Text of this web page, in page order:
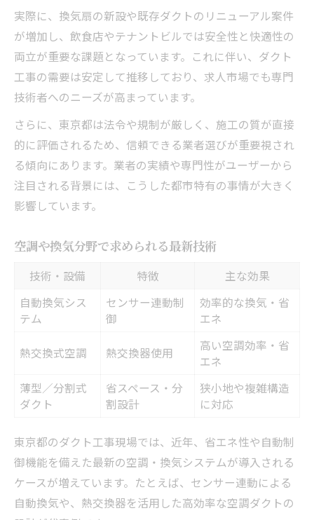
実際に、換気扇の新設や既存ダクトのリニューアル案件
が増加し、飲食店やテナントビルでは安全性と快適性の
両立が重要な課題となっています。これに伴い、ダクト
工事の需要は安定して推移しており、求人市場でも専門
技術者へのニーズが高まっています。
さらに、東京都は法令や規制が厳しく、施工の質が直接
的に評価されるため、信頼できる業者選びが重要視され
る傾向にあります。業者の実績や専門性がユーザーから
注目される背景には、こうした都市特有の事情が大きく
影響しています。
空調や換気分野で求められる最新技術
技術・設備 特徴
主な効果
自動換気シス
テム
センサー連動制
御
効率的な換気・省
エネ
熱交換式空調 熱交換器使用
高い空調効率・省
エネ
薄型／分割式
ダクト
省スペース・分
割設計
狭小地や複雑構造
に対応
東京都のダクト工事現場では、近年、省エネ性や自動制
御機能を備えた最新の空調・換気システムが導入される
ケースが増えています。たとえば、センサー連動による
自動換気や、熱交換器を活用した高効率な空調ダクトの